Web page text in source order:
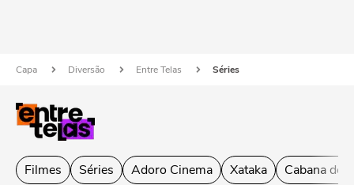
Capa Diversão Entre Telas Séries
Filmes Séries Adoro Cinema Xataka Cabana do